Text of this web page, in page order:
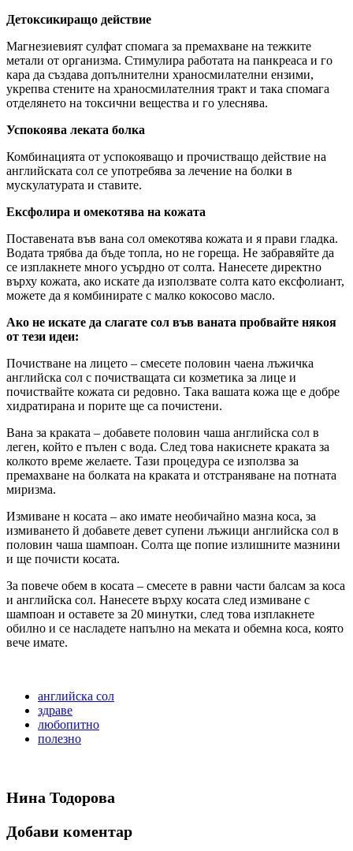
Детоксикиращо действие
Магнезиевият сулфат спомага за премахване на тежките
метали от организма. Стимулира работата на панкреаса и го
кара да създава допълнителни храносмилателни ензими,
укрепва стените на храносмилателния тракт и така спомага
отделянето на токсични вещества и го улеснява.
Успокоява леката болка
Комбинацията от успокояващо и прочистващо действие на
английската сол се употребява за лечение на болки в
мускулатурата и ставите.
Ексфолира и омекотява на кожата
Поставената във вана сол омекотява кожата и я прави гладка.
Водата трябва да бъде топла, но не гореща. Не забравяйте да
се изплакнете много усърдно от солта. Нанесете директно
върху кожата, ако искате да използвате солта като ексфолиант,
можете да я комбинирате с малко кокосово масло.
Ако не искате да слагате сол във ваната пробвайте някоя
от тези идеи:
Почистване на лицето – смесете половин чаена лъжичка
английска сол с почистващата си козметика за лице и
почиствайте кожата си редовно. Така вашата кожа ще е добре
хидратирана и порите ще са почистени.
Вана за краката – добавете половин чаша английска сол в
леген, който е пълен с вода. След това накиснете краката за
колкото време желаете. Тази процедура се използва за
премахване на болката на краката и отстраняване на потната
миризма.
Измиване н косата – ако имате необичайно мазна коса, за
измиването й добавете девет супени лъжици английска сол в
половин чаша шампоан. Солта ще попие излишните мазнини
и ще почисти косата.
За повече обем в косата – смесете в равни части балсам за коса
и английска сол. Нанесете върху косата след измиване с
шампоан и оставете за 20 минутки, след това изплакнете
обилно и се насладете напълно на меката и обемна коса, която
вече имате.
английска сол
здраве
любопитно
полезно
Нина Тодорова
Добави коментар